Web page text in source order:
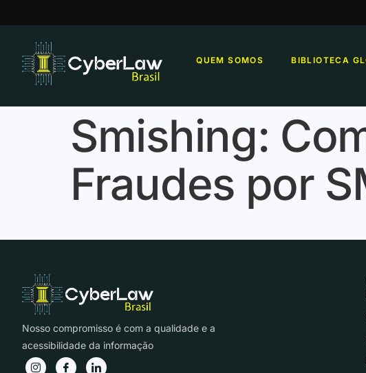
QUEM SOMOS BIBLIOTECA
Smishing:
Fraudes por
Nosso compromisso é com a qualidade e a
acessibilidade da informação